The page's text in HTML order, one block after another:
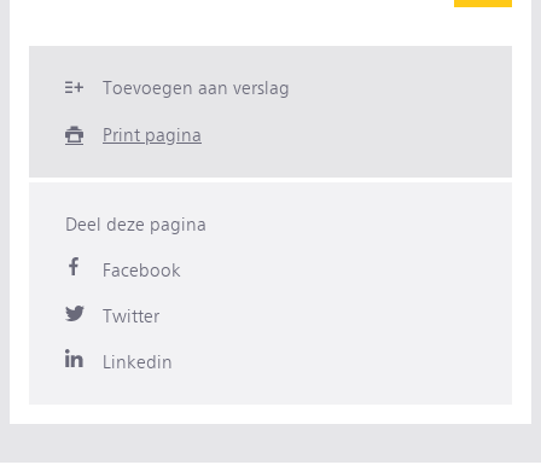
Toevoegen aan verslag
Print pagina
Deel deze pagina
Facebook
Twitter
Linkedin